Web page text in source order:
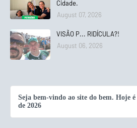
Cidade.
August 07, 2026
VISÃO P... RIDÍCULA?!
August 06, 2026
Seja bem-vindo ao site do bem. Hoje é
de 2026